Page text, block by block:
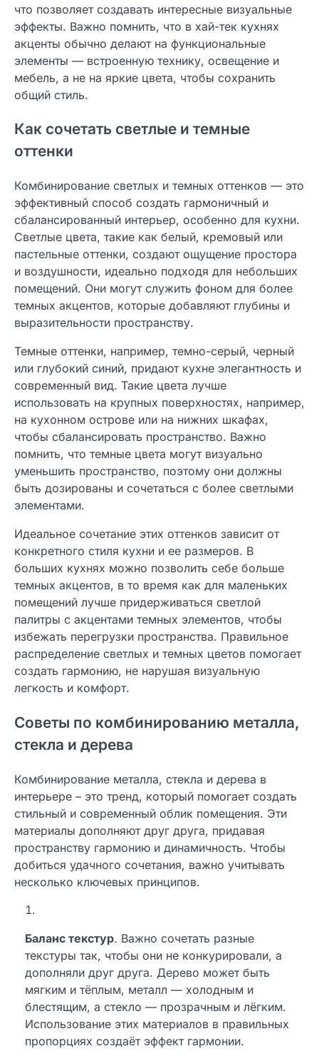
что позволяет создавать интересные визуальные
эффекты. Важно помнить, что в хай-тек кухнях
акценты обычно делают на функциональные
элементы — встроенную технику, освещение и
мебель, а не на яркие цвета, чтобы сохранить
общий стиль.
Как сочетать светлые и темные
оттенки
Комбинирование светлых и темных оттенков — это
эффективный способ создать гармоничный и
сбалансированный интерьер, особенно для кухни.
Светлые цвета, такие как белый, кремовый или
пастельные оттенки, создают ощущение простора
и воздушности, идеально подходя для небольших
помещений. Они могут служить фоном для более
темных акцентов, которые добавляют глубины и
выразительности пространству.
Темные оттенки, например, темно-серый, черный
или глубокий синий, придают кухне элегантность и
современный вид. Такие цвета лучше
использовать на крупных поверхностях, например,
на кухонном острове или на нижних шкафах,
чтобы сбалансировать пространство. Важно
помнить, что темные цвета могут визуально
уменьшить пространство, поэтому они должны
быть дозированы и сочетаться с более светлыми
элементами.
Идеальное сочетание этих оттенков зависит от
конкретного стиля кухни и ее размеров. В
больших кухнях можно позволить себе больше
темных акцентов, в то время как для маленьких
помещений лучше придерживаться светлой
палитры с акцентами темных элементов, чтобы
избежать перегрузки пространства. Правильное
распределение светлых и темных цветов помогает
создать гармонию, не нарушая визуальную
легкость и комфорт.
Советы по комбинированию металла,
стекла и дерева
Комбинирование металла, стекла и дерева в
интерьере – это тренд, который помогает создать
стильный и современный облик помещения. Эти
материалы дополняют друг друга, придавая
пространству гармонию и динамичность. Чтобы
добиться удачного сочетания, важно учитывать
несколько ключевых принципов.
Баланс текстур. Важно сочетать разные
текстуры так, чтобы они не конкурировали, а
дополняли друг друга. Дерево может быть
мягким и тёплым, металл — холодным и
блестящим, а стекло — прозрачным и лёгким.
Использование этих материалов в правильных
пропорциях создаёт эффект гармонии.